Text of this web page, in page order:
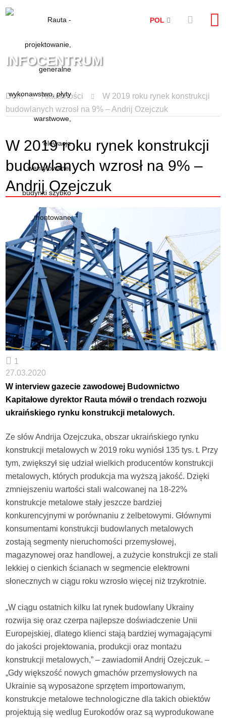
POL
INFOCENTRUM
Dom Aktualności
W 2019 roku rynek konstrukcji
budowlanych wzrosł na 9% – Andrij Ozejczuk
W 2019 roku rynek konstrukcji
budowlanych wzrosł na 9% –
Andrij Ozejczuk
1
27.03.2020
W interview gazecie zawodowej Budownictwo
Kapitałowe dyrektor Rauta mówił o trendach rozwoju
ukraińskiego rynku konstrukcji metalowych.
Ze słów Andrija Ozejczuka, obszar ukraińskiego rynku
konstrukcji metalowych w 2019 roku wyniósł 135 tys. t. Przy
tym, zwiększył się udział wielkich producentów konstrukcji
metalowych, których produkcja ma wyższą jakość. Dzięki
zmniejszeniu wartości stali walcowanej na 18-22%
konstrukcje metalowe stały jeszcze bardziej
konkurencyjnymi w porównaniu z żelbetowymi. Głównymi
konsumentami konstrukcji budowlanych metalowych
zostają segmenty nieruchomości przemysłowej,
magazynowej oraz handlowej, a zużycie konstrukcji ze stali
lekkiej o cienkich ścianach w segmencie elektrowni
słonecznych w ciągu roku wzrosło więcej niż trzykrotnie.
„W ciągu ostatnich kilku lat rynek budowlany Ukrainy
rozwija się oraz czerpa najlepsze doświadczenie Unii
Europejskiej, dlatego klienci stają bardziej wymagającymi
do jakości projektowania, produkcji oraz montażu
konstrukcji metalowych,” – zawiadomił Andrij Ozejczuk. –
„Gdy większość nowych gmachów przemysłowych na
Ukrainie są wyposażone sprzętem importowanym,
konstrukcje metalowe technologiczne dla takich obiektów
projektują się wedlug Eurokodów oraz są wyprodukowane